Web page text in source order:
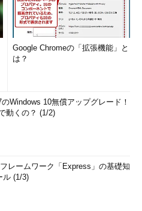
Google Chromeの「拡張機能」と
は？
Windows 10無償アップグレード！
動くの？ (1/2)
レームワーク「Express」の基礎知
ル (1/3)